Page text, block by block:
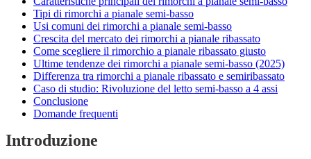
Tipi di rimorchi a pianale semi-basso
Usi comuni dei rimorchi a pianale semi-basso
Crescita del mercato dei rimorchi a pianale ribassato
Come scegliere il rimorchio a pianale ribassato giusto
Ultime tendenze dei rimorchi a pianale semi-basso (2025)
Differenza tra rimorchi a pianale ribassato e semiribassato
Caso di studio: Rivoluzione del letto semi-basso a 4 assi
Conclusione
Domande frequenti
Introduzione